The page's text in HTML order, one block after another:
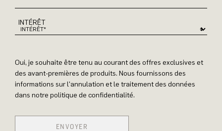
INTÉRÊT
Oui, je souhaite être tenu au courant des offres exclusives et
des avant-premières de produits. Nous fournissons des
informations sur l'annulation et le traitement des données
dans notre politique de confidentialité.
ENVOYER